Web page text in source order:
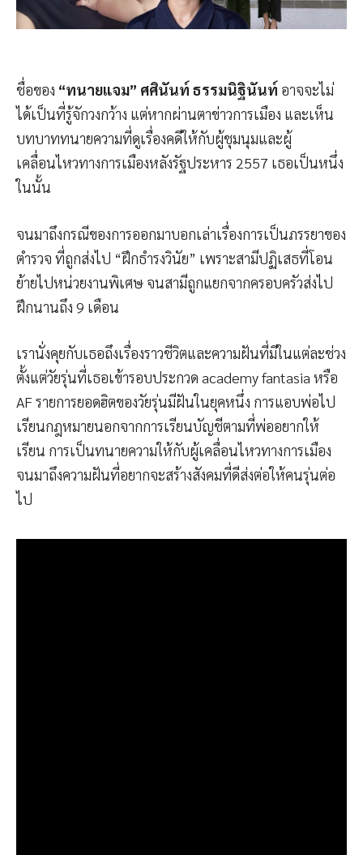
ชื่อของ “ทนายแจม” ศศินันท์ ธรรมนิฐินันท์ อาจจะไม่
ได้เป็นที่รู้จักวงกว้าง แต่หากผ่านตาข่าวการเมือง และเห็น
บทบาททนายความที่ดูเรื่องคดีให้กับผู้ชุมนุมและผู้
เคลื่อนไหวทางการเมืองหลังรัฐประหาร 2557 เธอเป็นหนึ่ง
ในนั้น
จนมาถึงกรณีของการออกมาบอกเล่าเรื่องการเป็นภรรยาของ
ตำรวจ ที่ถูกส่งไป “ฝึกธำรงวินัย” เพราะสามีปฏิเสธที่โอน
ย้ายไปหน่วยงานพิเศษ จนสามีถูกแยกจากครอบครัวส่งไป
ฝึกนานถึง 9 เดือน
เรานั่งคุยกับเธอถึงเรื่องราวชีวิตและความฝันที่มีในแต่ละช่วง
ตั้งแต่วัยรุ่นที่เธอเข้ารอบประกวด academy fantasia หรือ
AF รายการยอดฮิตของวัยรุ่นมีฝันในยุคหนึ่ง การแอบพ่อไป
เรียนกฎหมายนอกจากการเรียนบัญชีตามที่พ่ออยากให้
เรียน การเป็นทนายความให้กับผู้เคลื่อนไหวทางการเมือง
จนมาถึงความฝันที่อยากจะสร้างสังคมที่ดีส่งต่อให้คนรุ่นต่อ
ไป